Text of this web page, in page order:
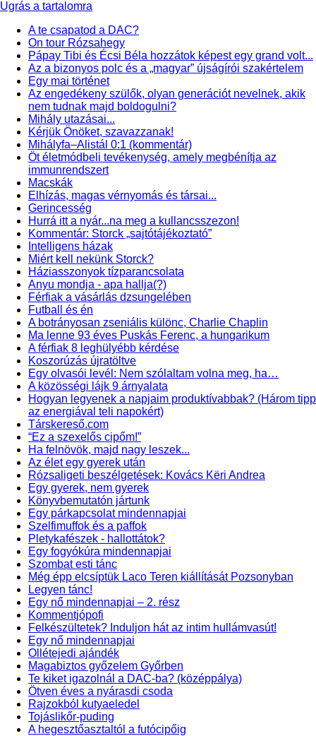
Ugrás a tartalomra
A te csapatod a DAC?
On tour Rózsahegy
Pápay Tibi és Écsi Béla hozzátok képest egy grand volt...
Az a bizonyos polc és a „magyar” újságírói szakértelem
Egy mai történet
Az engedékeny szülők, olyan generációt nevelnek, akik
nem tudnak majd boldogulni?
Mihály utazásai...
Kérjük Önöket, szavazzanak!
Mihályfa–Alistál 0:1 (kommentár)
Öt életmódbeli tevékenység, amely megbénítja az
immunrendszert
Macskák
Elhízás, magas vérnyomás és társai...
Gerincesség
Hurrá itt a nyár...na meg a kullancsszezon!
Kommentár: Storck „sajtótájékoztató”
Intelligens házak
Miért kell nekünk Storck?
Háziasszonyok tízparancsolata
Anyu mondja - apa hallja(?)
Férfiak a vásárlás dzsungelében
Futball és én
A botrányosan zseniális különc, Charlie Chaplin
Ma lenne 93 éves Puskás Ferenc, a hungarikum
A férfiak 8 leghülyébb kérdése
Koszorúzás újratöltve
Egy olvasói levél: Nem szólaltam volna meg, ha…
A közösségi lájk 9 árnyalata
Hogyan legyenek a napjaim produktívabbak? (Három tipp
az energiával teli napokért)
Társkereső.com
“Ez a szexelős cipőm!”
Ha felnövök, majd nagy leszek...
Az élet egy gyerek után
Rózsaligeti beszélgetések: Kovács Këri Andrea
Egy gyerek, nem gyerek
Könyvbemutatón jártunk
Egy párkapcsolat mindennapjai
Szelfimuffok és a paffok
Pletykafészek - hallottátok?
Egy fogyókúra mindennapjai
Szombat esti tánc
Még épp elcsíptük Laco Teren kiállítását Pozsonyban
Legyen tánc!
Egy nő mindennapjai – 2. rész
Kommentjópofi
Felkészültetek? Induljon hát az intim hullámvasút!
Egy nő mindennapjai
Ollétejedi ajándék
Magabiztos győzelem Győrben
Te kiket igazolnál a DAC-ba? (középpálya)
Ötven éves a nyárasdi csoda
Rajzokból kutyaeledel
Tojáslikőr-puding
A hegesztőasztaltól a futócipőig